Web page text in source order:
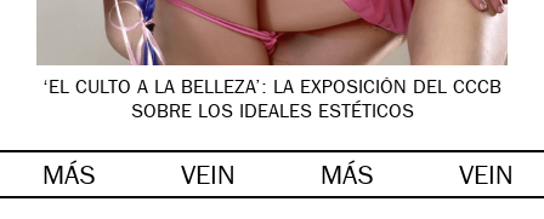
‘EL CULTO A LA BELLEZA’: LA EXPOSICIÓN DEL CCCB
SOBRE LOS IDEALES ESTÉTICOS
MÁS VEIN MÁS VEIN